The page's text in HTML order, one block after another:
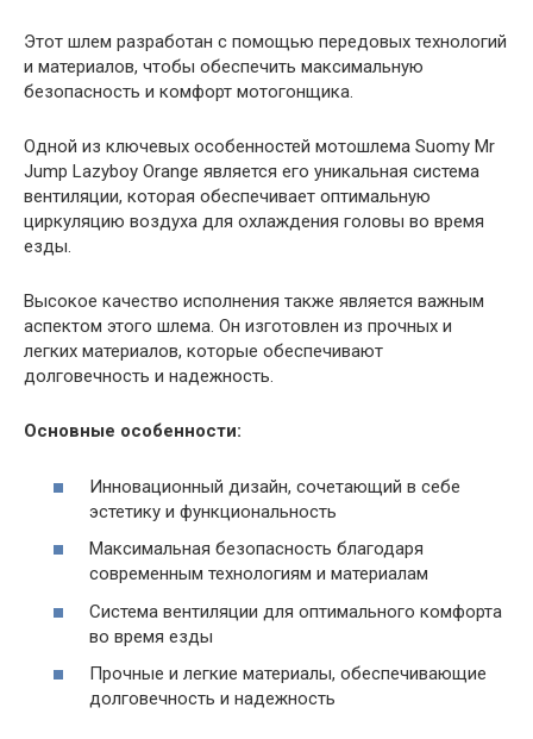
Этот шлем разработан с помощью передовых технологий
и материалов, чтобы обеспечить максимальную
безопасность и комфорт мотогонщика.
Одной из ключевых особенностей мотошлема Suomy Mr
Jump Lazyboy Orange является его уникальная система
вентиляции, которая обеспечивает оптимальную
циркуляцию воздуха для охлаждения головы во время
езды.
Высокое качество исполнения также является важным
аспектом этого шлема. Он изготовлен из прочных и
легких материалов, которые обеспечивают
долговечность и надежность.
Основные особенности:
Инновационный дизайн, сочетающий в себе
эстетику и функциональность
Максимальная безопасность благодаря
современным технологиям и материалам
Система вентиляции для оптимального комфорта
во время езды
Прочные и легкие материалы, обеспечивающие
долговечность и надежность